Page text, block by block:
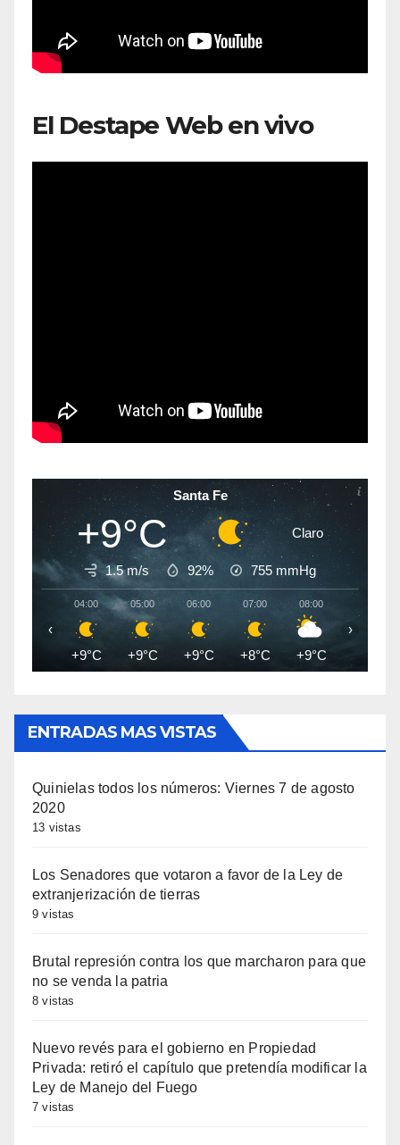
El Destape Web en vivo
Santa Fe
+9°C Claro
1.5 m/s 92% 755 mmHg
04:00
+9°C
05:00
+9°C
06:00
+9°C
07:00
+8°C
08:00
+9°C +10°C
‹ ›
ENTRADAS MAS VISTAS
Quinielas todos los números: Viernes 7 de agosto
2020
13 vistas
Los Senadores que votaron a favor de la Ley de
extranjerización de tierras
9 vistas
Brutal represión contra los que marcharon para que
no se venda la patria
8 vistas
Nuevo revés para el gobierno en Propiedad
Privada: retiró el capítulo que pretendía modificar la
Ley de Manejo del Fuego
7 vistas